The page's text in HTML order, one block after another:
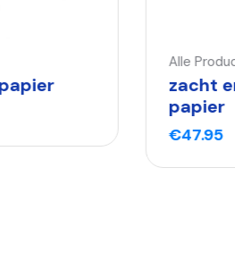
zacht en sterk